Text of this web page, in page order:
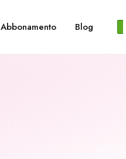
Abbonamento Blog